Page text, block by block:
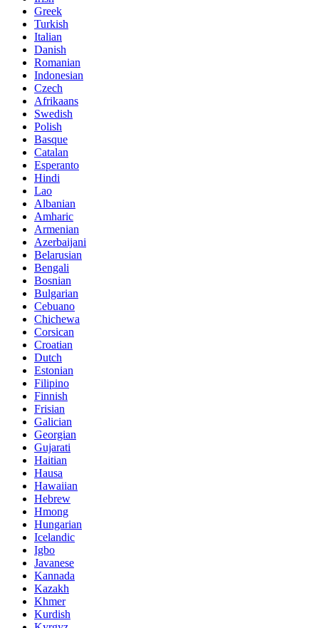
Greek
Turkish
Italian
Danish
Romanian
Indonesian
Czech
Afrikaans
Swedish
Polish
Basque
Catalan
Esperanto
Hindi
Lao
Albanian
Amharic
Armenian
Azerbaijani
Belarusian
Bengali
Bosnian
Bulgarian
Cebuano
Chichewa
Corsican
Croatian
Dutch
Estonian
Filipino
Finnish
Frisian
Galician
Georgian
Gujarati
Haitian
Hausa
Hawaiian
Hebrew
Hmong
Hungarian
Icelandic
Igbo
Javanese
Kannada
Kazakh
Khmer
Kurdish